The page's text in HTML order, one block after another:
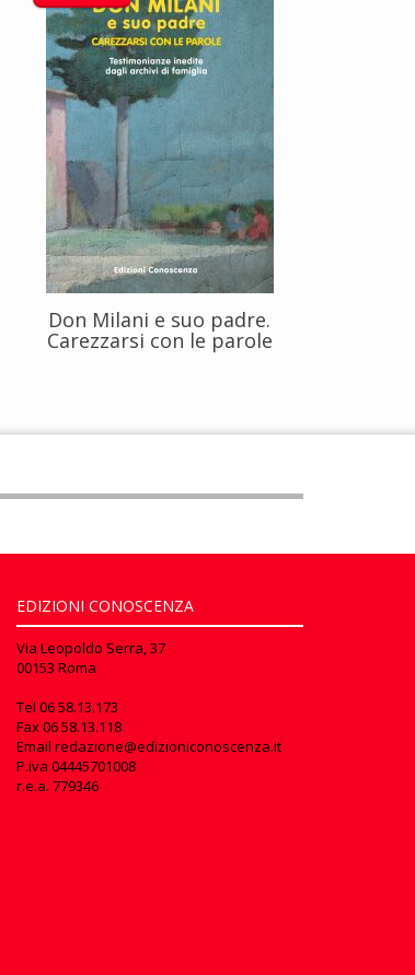
Don Milani e suo padre.
Carezzarsi con le parole
EDIZIONI CONOSCENZA
Via Leopoldo Serra, 37
00153 Roma
Tel 06 58.13.173
Fax06 58.13.118
Email redazione@edizioniconoscenza.it
P.iva 04445701008
r.e.a. 779346